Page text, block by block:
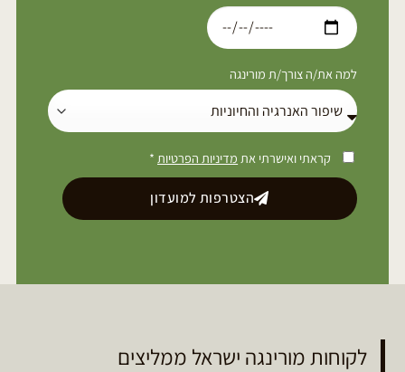
למה את/ה צורך/ת מורינגה
קראתי ואישרתי את מדיניות הפרטיות *
הצטרפות למועדון
לקוחות מורינגה ישראל ממליצים